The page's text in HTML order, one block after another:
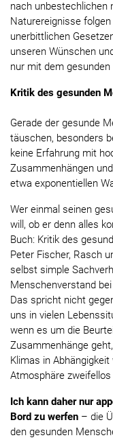
nach unbestechlichen
Naturereignisse
unerbittlichen
unseren Wünschen
nur mit dem
Kritik des gesunden
Gerade der gesunde
täuschen, besonders
keine Erfahrung mit
Zusammenhängen
etwa exponentiellen
Wer einmal seinen
will, ob er denn alles
Buch: Kritik des
Peter Fischer, Rasch
selbst simple
Menschenverstand
Das spricht nicht
uns in vielen
wenn es um die
Zusammenhänge
Klimas in
Atmosphäre
Ich kann daher nur
Bord zu werfen – die
den gesunden